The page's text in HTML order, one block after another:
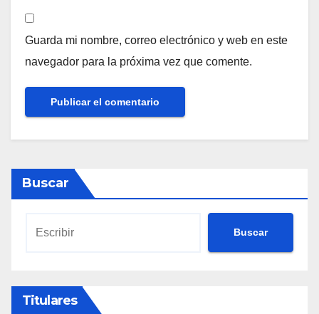
Guarda mi nombre, correo electrónico y web en este
navegador para la próxima vez que comente.
Buscar
Buscar
Titulares